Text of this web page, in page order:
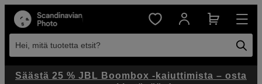
Hei, mitä tuotetta etsit?
Säästä 25 % JBL Boombox -kaiuttimista – osta